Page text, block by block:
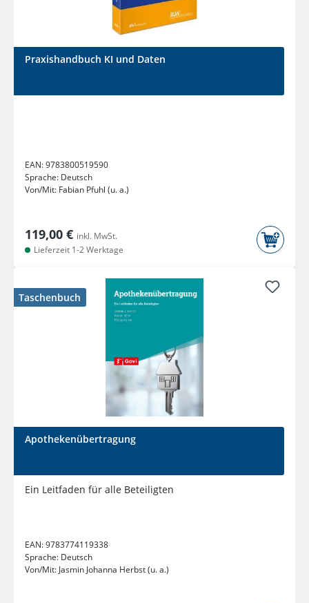
Praxishandbuch KI und Daten
EAN:9783800519590
Sprache: Deutsch
Von/Mit: Fabian Pfuhl (u. a.)
119,00 € inkl. MwSt.
Lieferzeit 1-2 Werktage
Taschenbuch
Apothekenübertragung
Ein Leitfaden für alle Beteiligten
EAN:9783774119338
Sprache: Deutsch
Von/Mit: Jasmin Johanna Herbst (u. a.)